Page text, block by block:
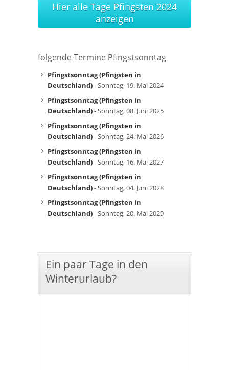
Hier alle Tage Pfingsten 2024
anzeigen
folgende Termine Pfingstsonntag
Pfingstsonntag (Pfingsten in
Deutschland)- Sonntag, 19. Mai 2024
Pfingstsonntag (Pfingsten in
Deutschland)- Sonntag, 08. Juni 2025
Pfingstsonntag (Pfingsten in
Deutschland)- Sonntag, 24. Mai 2026
Pfingstsonntag (Pfingsten in
Deutschland)- Sonntag, 16. Mai 2027
Pfingstsonntag (Pfingsten in
Deutschland)- Sonntag, 04. Juni 2028
Pfingstsonntag (Pfingsten in
Deutschland)- Sonntag, 20. Mai 2029
Ein paar Tage in den
Winterurlaub?